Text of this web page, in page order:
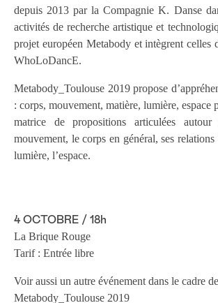
depuis 2013 par la Compagnie K. Danse
activités de recherche artistique et
projet européen Metabody et intègrent celles
WhoLoDancE.
Metabody_Toulouse 2019 propose
: corps, mouvement, matière, lumière, espace
matrice de propositions articulées
mouvement, le corps en général, ses
lumière, l’espace.
4 OCTOBRE / 18h
La Brique Rouge
Tarif : Entrée libre
Voir aussi un autre événement dans le cadre de
Metabody_Toulouse 2019